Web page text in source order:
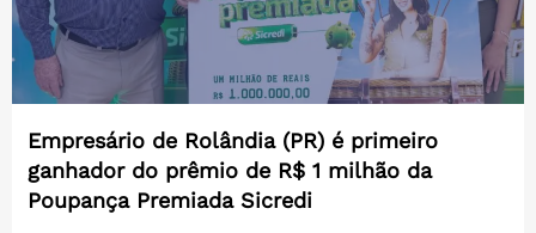
Empresário de Rolândia (PR) é primeiro
ganhador do prêmio de R$ 1 milhão da
Poupança Premiada Sicredi